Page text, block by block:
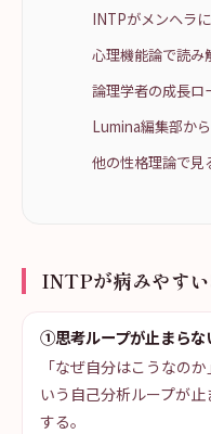
INTPがメンヘラ
心理機能論で読み
論理学者の成長ロ
Lumina編集部か
他の性格理論で見
INTPが病みやす
①思考ループが止まらな
「なぜ自分はこうなの
いう自己分析ループが
する。